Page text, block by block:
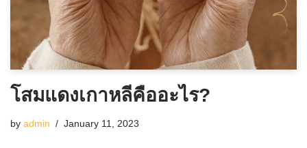
โสมแดงเกาหลีคืออะไร?
by admin January 11, 2023